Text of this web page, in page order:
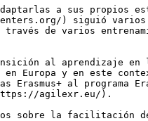
a sus propios
) siguió varios
de varios
al aprendizaje
Europa y en este
al programa
agilexr.eu/).
sobre la facilitación